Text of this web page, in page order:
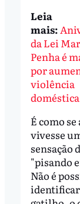
Leia
mais:
da Lei
Penha é
por
violência
doméstica
É como se
vivesse
sensação
"pisando
Não é
identificar